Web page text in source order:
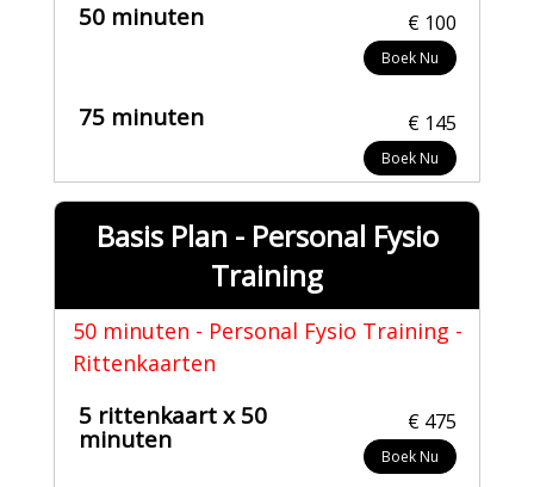
50 minuten € 100
Boek Nu
75 minuten € 145
Boek Nu
Basis Plan - Personal Fysio
Training
50 minuten - Personal Fysio Training -
Rittenkaarten
5 rittenkaart x 50
minuten
€ 475
Boek Nu